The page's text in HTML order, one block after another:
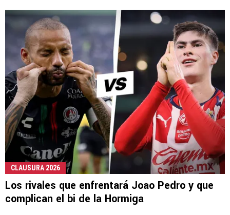
CLAUSURA 2026
Los rivales que enfrentará Joao Pedro y que
complican el bi de la Hormiga